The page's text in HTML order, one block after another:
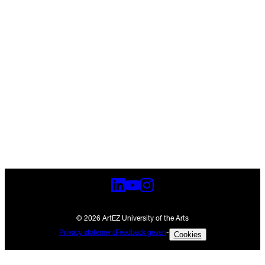
© 2026 ArtEZ University of the Arts
Privacy statementFeedback geven- Cookies